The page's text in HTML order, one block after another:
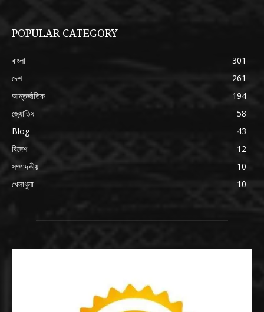
POPULAR CATEGORY
বাংলা
301
দেশ
261
আন্তর্জাতিক
194
জ্যোতিষ
58
Blog
43
বিদেশ
12
সম্পাদকীয়
10
খেলাধুলা
10